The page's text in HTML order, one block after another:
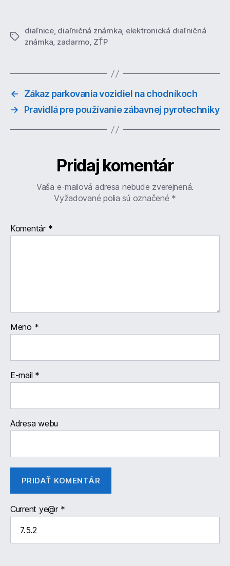
Značky
diaľnice, diaľničná známka, elektronická diaľničná
známka, zadarmo, ZŤP
←
Zákaz parkovania vozidiel na chodníkoch
→
Pravidlá pre používanie zábavnej pyrotechniky
Pridaj komentár
Vaša e-mailová adresa nebude zverejnená.
Vyžadované polia sú označené *
Komentár *
Meno *
E-mail *
Adresa webu
Current ye@r *